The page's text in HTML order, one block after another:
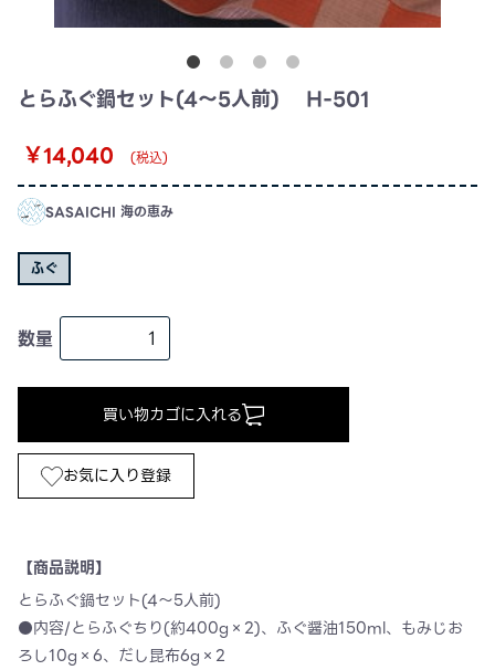
とらふぐ鍋セット(4〜5人前) H-501
￥14,040
(税込)
SASAICHI 海の恵み
ふぐ
数量
買い物カゴに入れる
お気に入り登録
【商品説明】
とらふぐ鍋セット(4〜5人前)
●内容/とらふぐちり(約400g×2)、ふぐ醤油150ml、もみじお
ろし10g×6、だし昆布6g×2